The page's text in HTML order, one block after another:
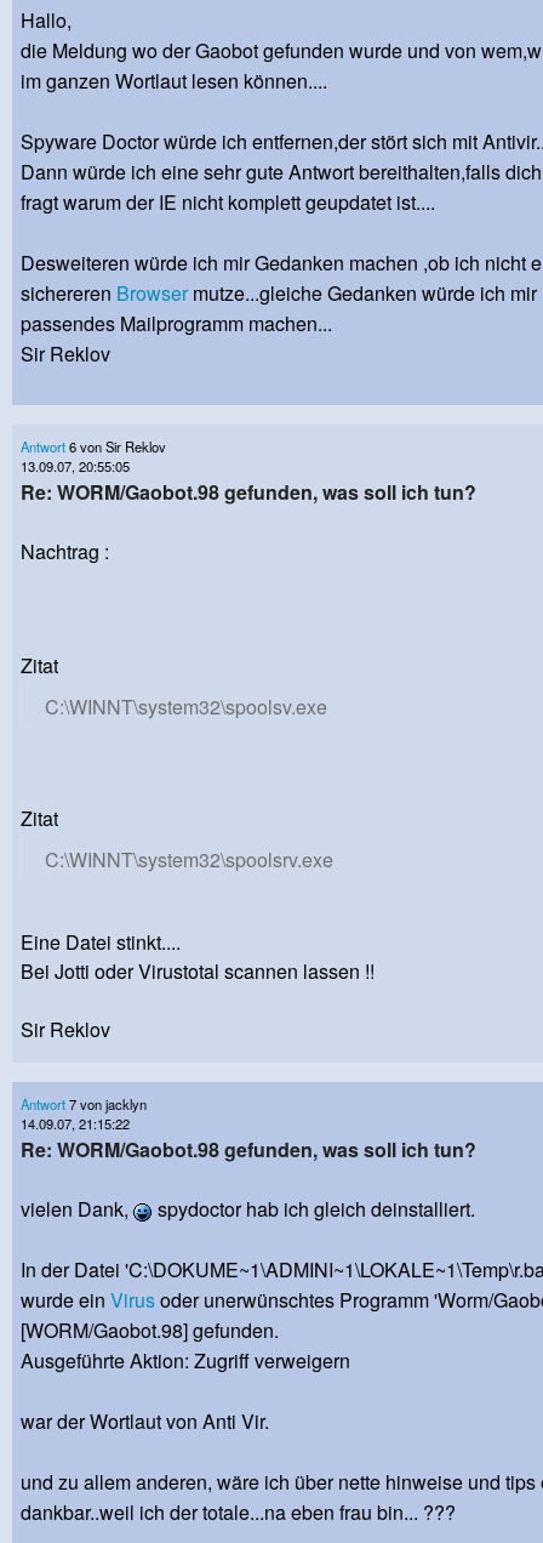
Hallo,
die Meldung wo der Gaobot gefunden wurde und von
im ganzen Wortlaut lesen können....
Spyware Doctor würde ich entfernen,der stört sich mit
Dann würde ich eine sehr gute Antwort bereithalten,falls
fragt warum der IE nicht komplett geupdatet ist....
Desweiteren würde ich mir Gedanken machen ,ob ich nicht
sichereren Browser mutze...gleiche Gedanken würde ich
passendes Mailprogramm machen...
Sir Reklov
Antwort6 von Sir Reklov
13.09.07, 20:55:05
Re: WORM/Gaobot.98 gefunden, was soll ich tun?
Nachtrag :
Zitat
C:\WINNT\system32\spoolsv.exe
Zitat
C:\WINNT\system32\spoolsrv.exe
Eine Datei stinkt....
Bei Jotti oder Virustotal scannen lassen !!
Sir Reklov
Antwort7 von jacklyn
14.09.07, 21:15:22
Re: WORM/Gaobot.98 gefunden, was soll ich tun?
vielen Dank, spydoctor hab ich gleich deinstalliert.
In der Datei
wurde ein Virusoder unerwünschtes Programm 'Worm/
[WORM/Gaobot.98] gefunden.
Ausgeführte Aktion: Zugriff verweigern
war der Wortlaut von Anti Vir.
und zu allem anderen, wäre ich über nette hinweise und tips
dankbar..weil ich der totale...na eben frau bin... ???